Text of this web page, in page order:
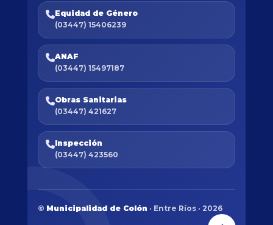
Equidad de Género
(03447) 15406239
ANAF
(03447) 15497187
Obras Sanitarias
(03447) 421627
Inspección
(03447) 423560
© Municipalidad de Colón · Entre Ríos · 2026